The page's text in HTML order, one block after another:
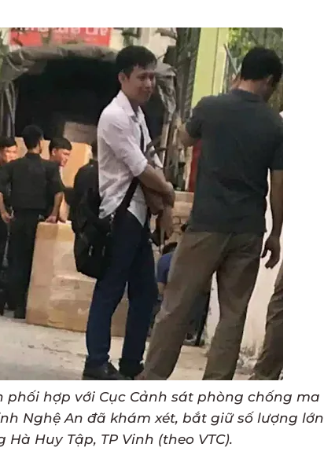
phối hợp với Cục Cảnh sát phòng chống ma
Nghệ An đã khám xét, bắt giữ số lượng lớn
Huy Tập, TP Vinh (theo VTC).